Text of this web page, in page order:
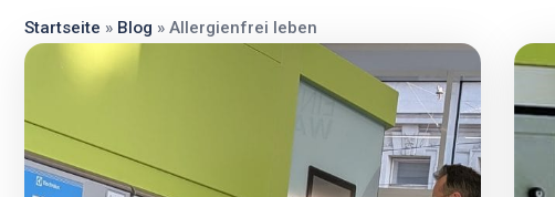
Startseite » Blog » Allergienfrei leben